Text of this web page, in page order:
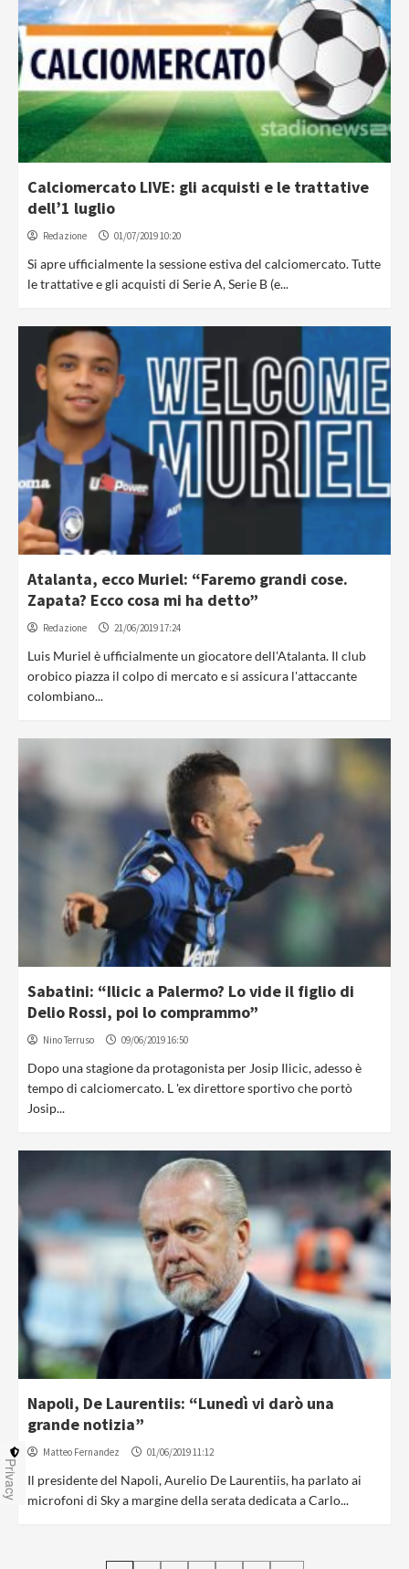
Calciomercato LIVE: gli acquisti e le trattative
dell’1 luglio
Redazione 01/07/2019 10:20
Si apre ufficialmente la sessione estiva del calciomercato. Tutte
le trattative e gli acquisti di Serie A, Serie B (e...
Atalanta, ecco Muriel: “Faremo grandi cose.
Zapata? Ecco cosa mi ha detto”
Redazione 21/06/2019 17:24
Luis Muriel è ufficialmente un giocatore dell'Atalanta. Il club
orobico piazza il colpo di mercato e si assicura l'attaccante
colombiano...
Sabatini: “Ilicic a Palermo? Lo vide il figlio di
Delio Rossi, poi lo comprammo”
Nino Terruso 09/06/2019 16:50
Dopo una stagione da protagonista per Josip Ilicic, adesso è
tempo di calciomercato. L 'ex direttore sportivo che portò
Josip...
Napoli, De Laurentiis: “Lunedì vi darò una
grande notizia”
Matteo Fernandez 01/06/2019 11:12
Il presidente del Napoli, Aurelio De Laurentiis, ha parlato ai
microfoni di Sky a margine della serata dedicata a Carlo...
Privacy